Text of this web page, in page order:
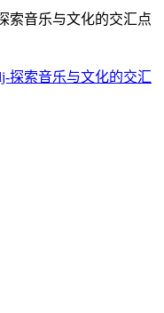
索音乐与文化的交汇点